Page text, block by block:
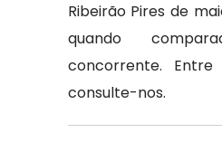
Ribeirão Pires de
quando
concorrente.
consulte-nos.